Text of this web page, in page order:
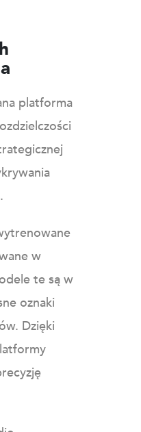
platforma
w
te są w
oznaki
Dzięki